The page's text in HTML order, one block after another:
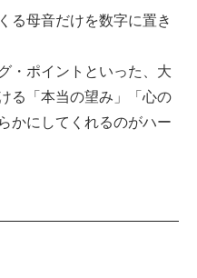
る母音だけを数字に置き
・ポイントといった、大
る「本当の望み」「心の
かにしてくれるのがハー